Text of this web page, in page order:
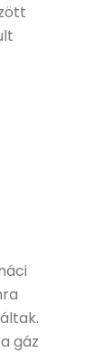
gáz